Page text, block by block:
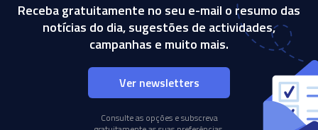
Receba gratuitamente no seu e-mail o resumo das
notícias do dia, sugestões de actividades,
campanhas e muito mais.
Ver newsletters
Consulte as opções e subscreva